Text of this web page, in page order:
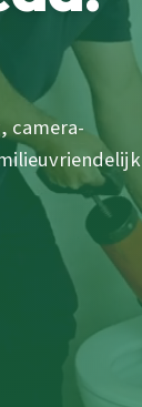
camera-